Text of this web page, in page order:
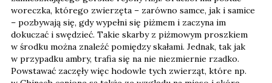
woreczka, którego zwierzęta – zarówno samce, jak i samice
– pozbywają się, gdy wypełni się piżmem i zaczyna im
dokuczać i swędzieć. Takie skarby z piżmowym proszkiem
w środku można znaleźć pomiędzy skałami. Jednak, tak jak
w przypadku ambry, trafia się na nie niezmiernie rzadko.
Powstawać zaczęły więc hodowle tych zwierząt, które np.